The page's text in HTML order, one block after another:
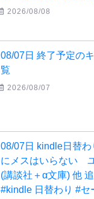
2026/08/08
08/07日 終了予定の
覧
2026/08/07
08/07日 kindle日替
にメスはいらない
(講談社＋α文庫) 他
#kindle 日替わり #セ